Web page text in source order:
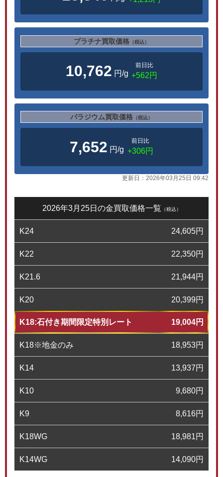
プラチナ買取価格 （税込）
10,762 円/g
前日比
+562円
パラジウム買取価格 （税込）
7,652 円/g
前日比
+306円
更新日： 2026年03月25日 09:42
2026年3月25日の金買取価格一覧 （税込）
K24 24,605円
K22 22,350円
K21.6 21,944円
K20 20,399円
K18:石付き期間限定特別レート 19,004円
K18※地金のみ 18,953円
K14 13,937円
K10 9,680円
K9 8,616円
K18WG 18,981円
K14WG 14,090円